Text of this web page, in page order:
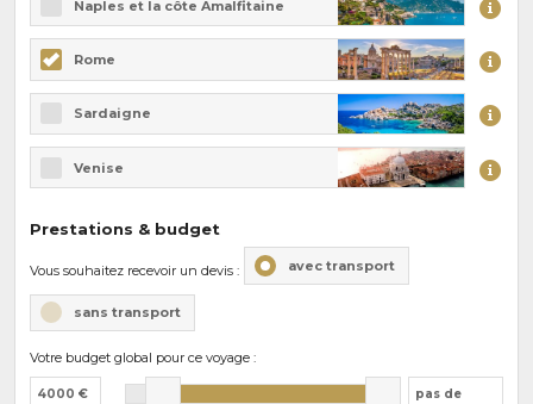
Naples et la côte Amalfitaine
Rome
Sardaigne
Venise
Prestations & budget
Vous souhaitez recevoir un devis : avec transport
sans transport
Votre budget global pour ce voyage :
4000 €
pas de